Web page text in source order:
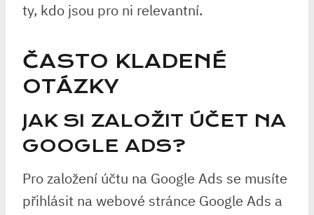
ty, kdo jsou pro ni relevantní.
ČASTO KLADENÉ
OTÁZKY
JAK SI ZALOŽIT ÚČET NA
GOOGLE ADS?
Pro založení účtu na Google Ads se musíte
přihlásit na webové stránce Google Ads a